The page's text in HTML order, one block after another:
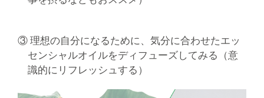
③ 理想の自分になるために、気分に合わせたエッ
センシャルオイルをディフューズしてみる（意
識的にリフレッシュする）